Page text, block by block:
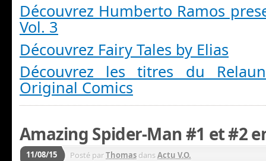
Découvrez Humberto Ramos
Vol. 3
Découvrez Fairy Tales by Elias
Découvrez les titres du
Original Comics
Amazing Spider-Man #1 et #2
11/08/15 Posté parThomas dansActu V.O.